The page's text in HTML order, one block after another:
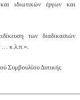
ιδιωτικών έργων και
των διαδικασιών
… κ.λ.π.».
Συμβουλίου Δυτικής